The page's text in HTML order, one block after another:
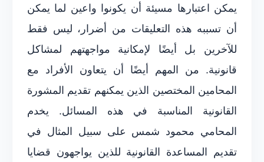
يمكن اعتبارها مسيئة أن يكونوا واعين لما يمكن
أن تسببه هذه التعليقات من أضرار، ليس فقط
للآخرين بل أيضًا لإمكانية مواجهتهم لمشاكل
قانونية. من المهم أيضًا أن يتعاون الأفراد مع
المحامين المختصين الذين يمكنهم تقديم المشورة
القانونية المناسبة في هذه المسائل. يخدم
المحامي محمود شمس على سبيل المثال في
تقديم المساعدة القانونية للذين يواجهون قضايا